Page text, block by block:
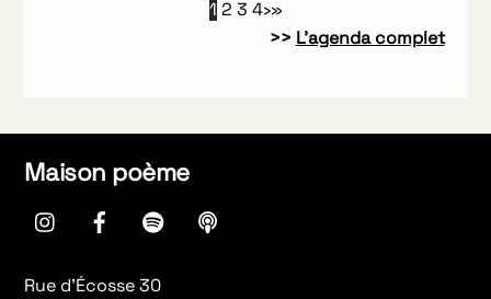
1 2 3 4›»
>> L’agenda complet
Maison poème
instagramFacebookspotify
Rue d’Écosse 30